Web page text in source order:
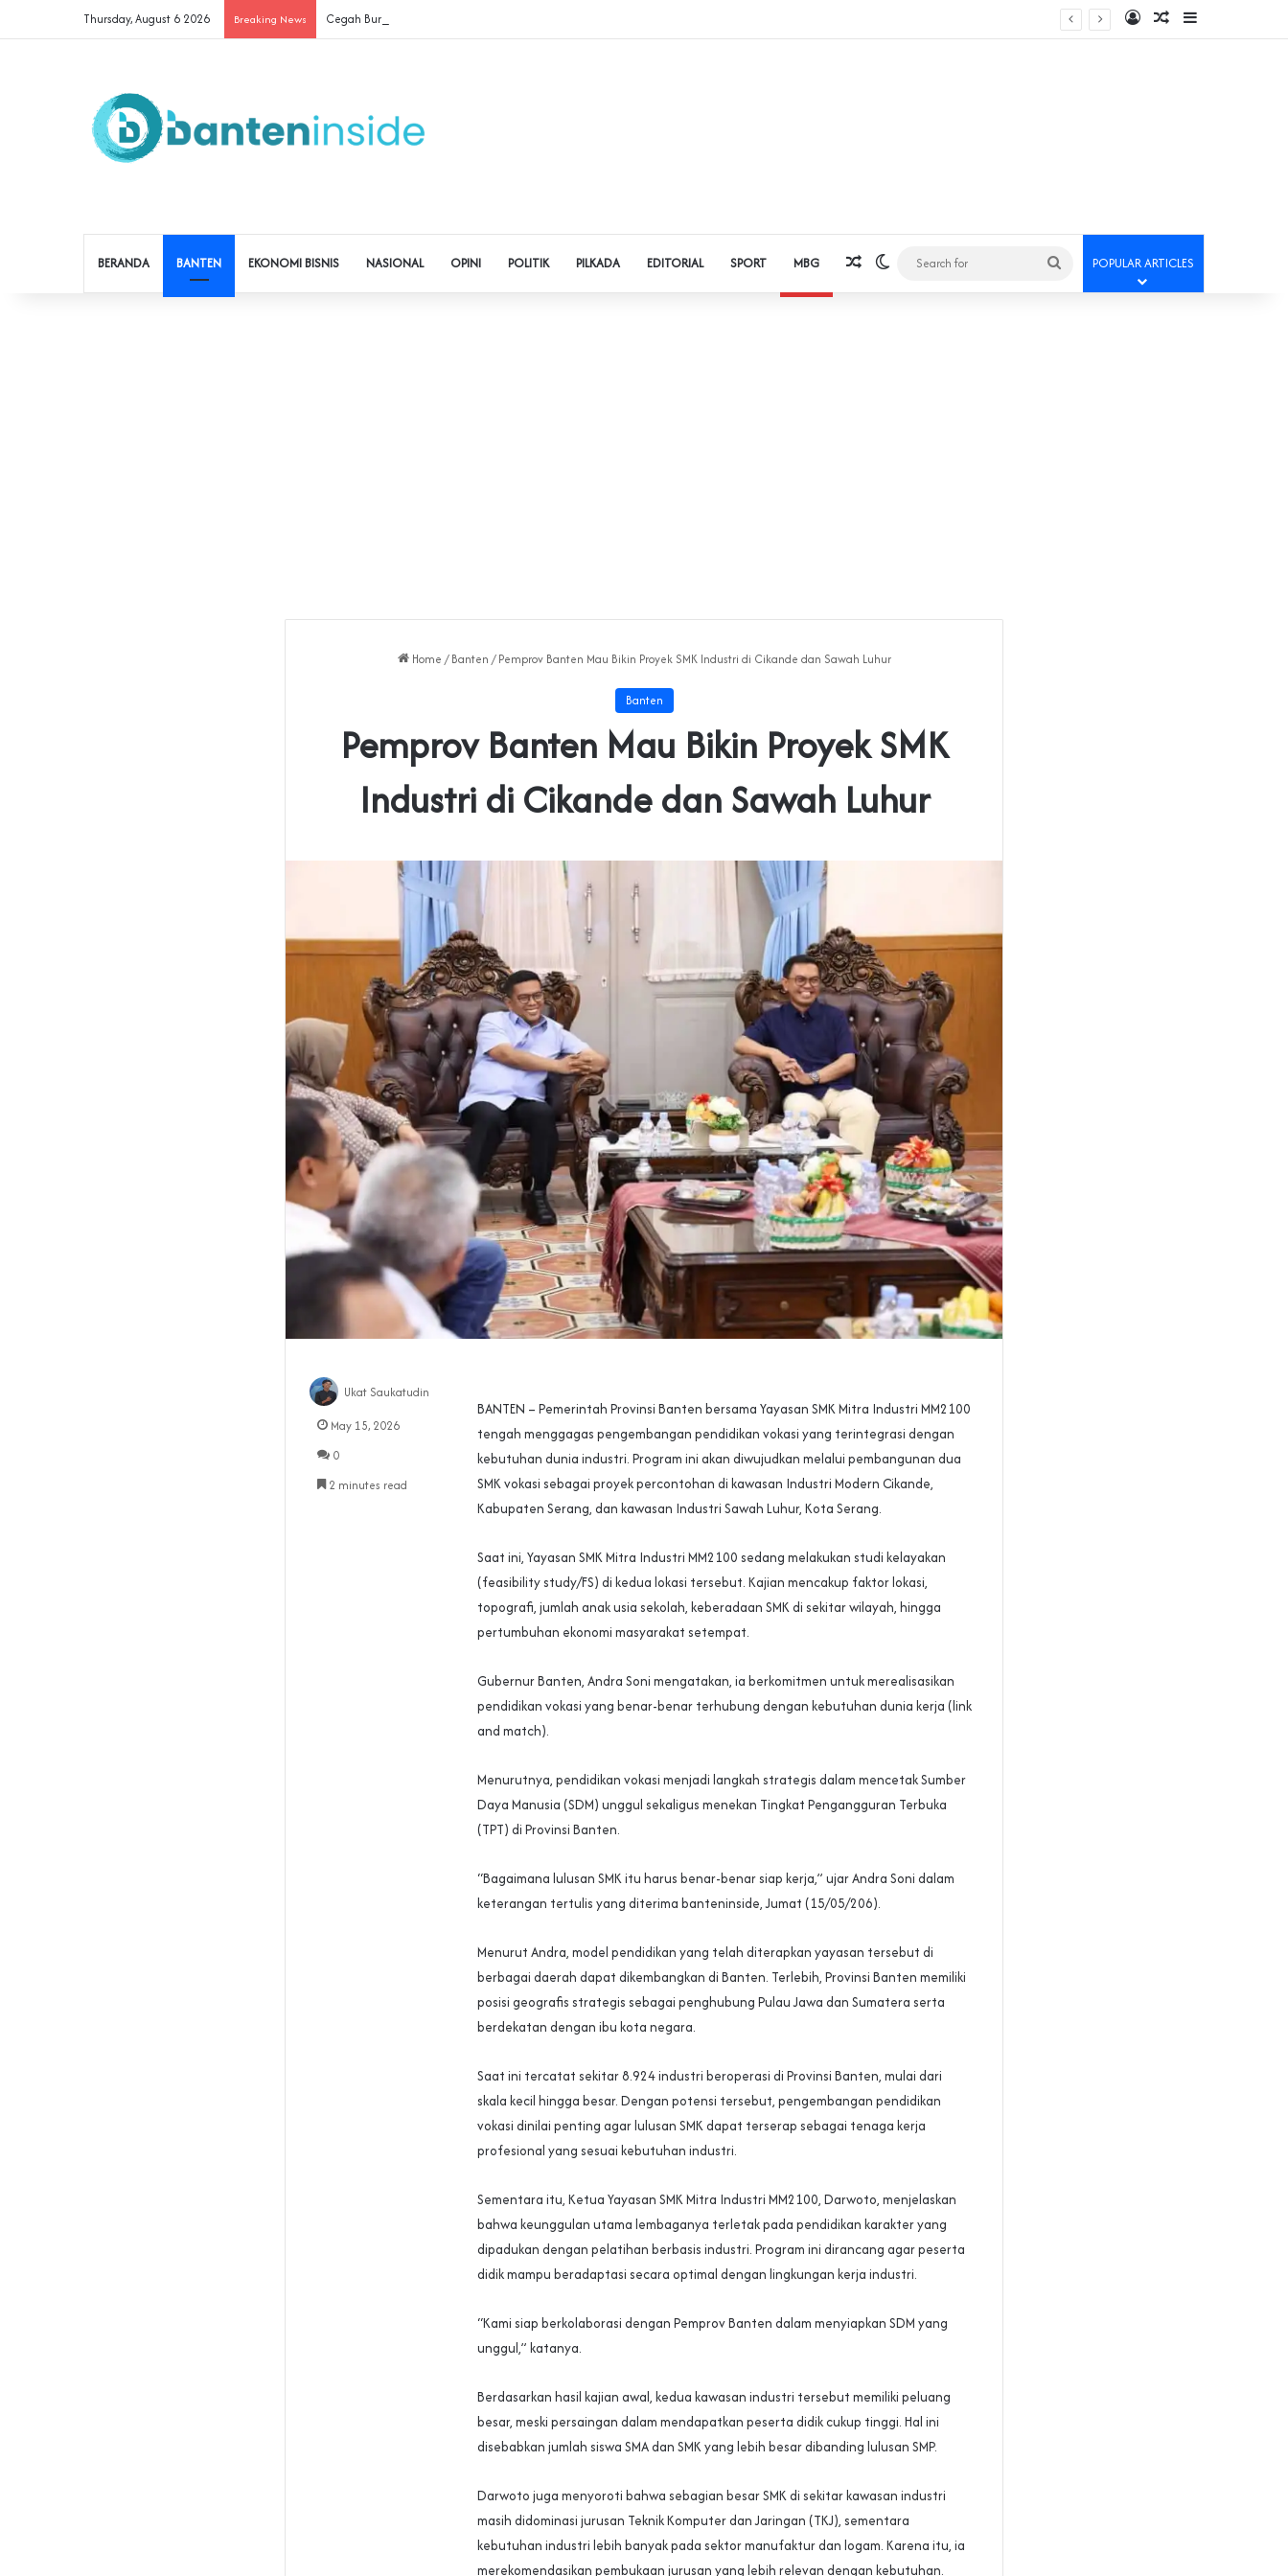
Thursday, August 6 2026 Breaking News Cegah Buruh Terjerat Judol dan Pinjol, Polda Banten Gandeng SPSI Perkuat Literasi Digital Log InRandom Article
Sidebar
BERANDA BANTEN EKONOMI BISNIS NASIONAL OPINI POLITIK PILKADA EDITORIAL SPORT MBG Random Article
Switch skin
Search
for
POPULAR ARTICLES
Home / Banten / Pemprov Banten Mau Bikin Proyek SMK Industri di Cikande dan Sawah Luhur
Banten
Pemprov Banten Mau Bikin Proyek SMK
Industri di Cikande dan Sawah Luhur
BANTEN – Pemerintah Provinsi Banten bersama Yayasan SMK Mitra Industri MM2100
tengah menggagas pengembangan pendidikan vokasi yang terintegrasi dengan
kebutuhan dunia industri. Program ini akan diwujudkan melalui pembangunan dua
SMK vokasi sebagai proyek percontohan di kawasan Industri Modern Cikande,
Kabupaten Serang, dan kawasan Industri Sawah Luhur, Kota Serang.
Saat ini, Yayasan SMK Mitra Industri MM2100 sedang melakukan studi kelayakan
(feasibility study/FS) di kedua lokasi tersebut. Kajian mencakup faktor lokasi,
topografi, jumlah anak usia sekolah, keberadaan SMK di sekitar wilayah, hingga
pertumbuhan ekonomi masyarakat setempat.
Gubernur Banten, Andra Soni mengatakan, ia berkomitmen untuk merealisasikan
pendidikan vokasi yang benar-benar terhubung dengan kebutuhan dunia kerja (link
and match).
Menurutnya, pendidikan vokasi menjadi langkah strategis dalam mencetak Sumber
Daya Manusia (SDM) unggul sekaligus menekan Tingkat Pengangguran Terbuka
(TPT) di Provinsi Banten.
“Bagaimana lulusan SMK itu harus benar-benar siap kerja,” ujar Andra Soni dalam
keterangan tertulis yang diterima banteninside, Jumat (15/05/206).
Menurut Andra, model pendidikan yang telah diterapkan yayasan tersebut di
berbagai daerah dapat dikembangkan di Banten. Terlebih, Provinsi Banten memiliki
posisi geografis strategis sebagai penghubung Pulau Jawa dan Sumatera serta
berdekatan dengan ibu kota negara.
Saat ini tercatat sekitar 8.924 industri beroperasi di Provinsi Banten, mulai dari
skala kecil hingga besar. Dengan potensi tersebut, pengembangan pendidikan
vokasi dinilai penting agar lulusan SMK dapat terserap sebagai tenaga kerja
profesional yang sesuai kebutuhan industri.
Sementara itu, Ketua Yayasan SMK Mitra Industri MM2100, Darwoto, menjelaskan
bahwa keunggulan utama lembaganya terletak pada pendidikan karakter yang
dipadukan dengan pelatihan berbasis industri. Program ini dirancang agar peserta
didik mampu beradaptasi secara optimal dengan lingkungan kerja industri.
“Kami siap berkolaborasi dengan Pemprov Banten dalam menyiapkan SDM yang
unggul,” katanya.
Berdasarkan hasil kajian awal, kedua kawasan industri tersebut memiliki peluang
besar, meski persaingan dalam mendapatkan peserta didik cukup tinggi. Hal ini
disebabkan jumlah siswa SMA dan SMK yang lebih besar dibanding lulusan SMP.
Darwoto juga menyoroti bahwa sebagian besar SMK di sekitar kawasan industri
masih didominasi jurusan Teknik Komputer dan Jaringan (TKJ), sementara
kebutuhan industri lebih banyak pada sektor manufaktur dan logam. Karena itu, ia
merekomendasikan pembukaan jurusan yang lebih relevan dengan kebutuhan.
Ukat Saukatudin
May 15, 2026
0
2 minutes read